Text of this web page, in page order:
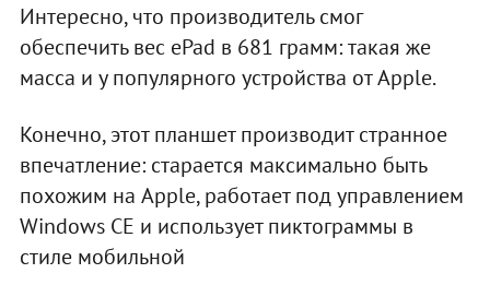
Интересно, что производитель смог
обеспечить вес ePad в 681 грамм: такая же
масса и у популярного устройства от Apple.
Конечно, этот планшет производит странное
впечатление: старается максимально быть
похожим на Apple, работает под управлением
Windows CE и использует пиктограммы в
стиле мобильной